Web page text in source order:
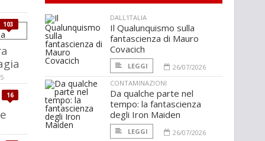
103
16
DALL'ITALIA
Il Qualunquismo sulla
fantascienza di Mauro
Covacich
LEGGI
26/07/2026
CONTAMINAZIONI
Da qualche parte nel
tempo: la fantascienza
degli Iron Maiden
LEGGI
26/07/2026